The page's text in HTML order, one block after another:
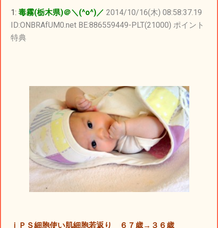
1: 毒霧(栃木県)＠＼(^o^)／ 2014/10/16(木) 08:58:37.19
ID:ONBRAfUM0.net BE:886559449-PLT(21000) ポイント
特典
ｉＰＳ細胞使い肌細胞若返り ６７歳→３６歳